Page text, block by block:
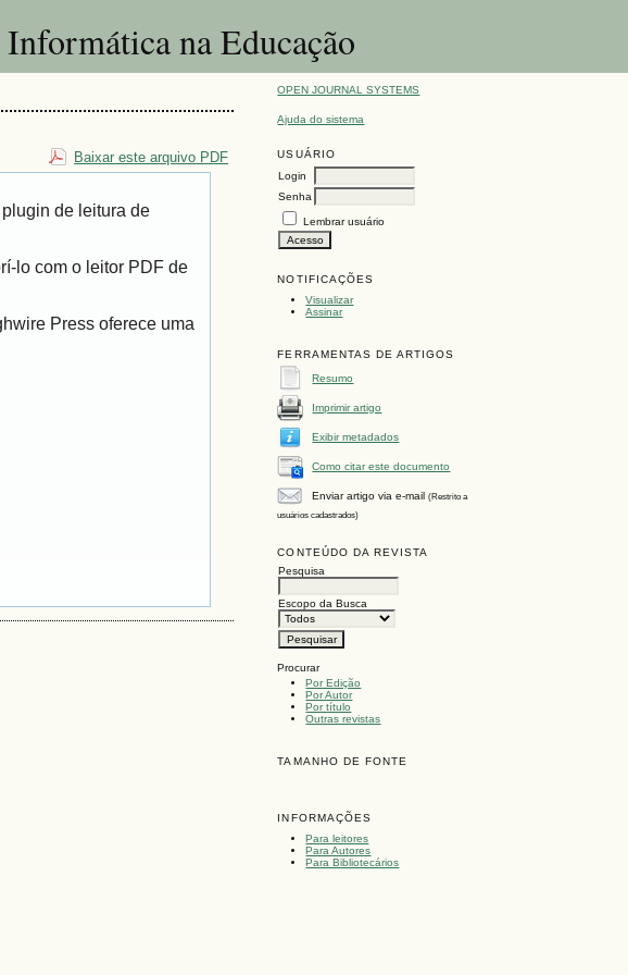
na Educação
OPEN JOURNAL SYSTEMS
Ajuda do sistema
USUÁRIO
Login
Senha
Lembrar usuário
NOTIFICAÇÕES
Visualizar
Assinar
FERRAMENTAS DE ARTIGOS
Resumo
Imprimir artigo
Exibir metadados
Como citar este documento
Enviar artigo via e-mail(Restrito a
usuários cadastrados)
CONTEÚDO DA REVISTA
Pesquisa
Escopo da Busca
Procurar
Por Edição
Por Autor
Por título
Outras revistas
TAMANHO DE FONTE
INFORMAÇÕES
Para leitores
Para Autores
Para Bibliotecários
Baixar este arquivo PDF
de leitura de
lo com o leitor PDF de
Press oferece uma